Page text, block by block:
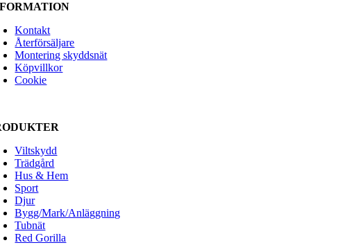
Kontakt
Återförsäljare
Montering skyddsnät
Köpvillkor
Cookie
Viltskydd
Trädgård
Hus & Hem
Sport
Djur
Bygg/Mark/Anläggning
Tubnät
Red Gorilla